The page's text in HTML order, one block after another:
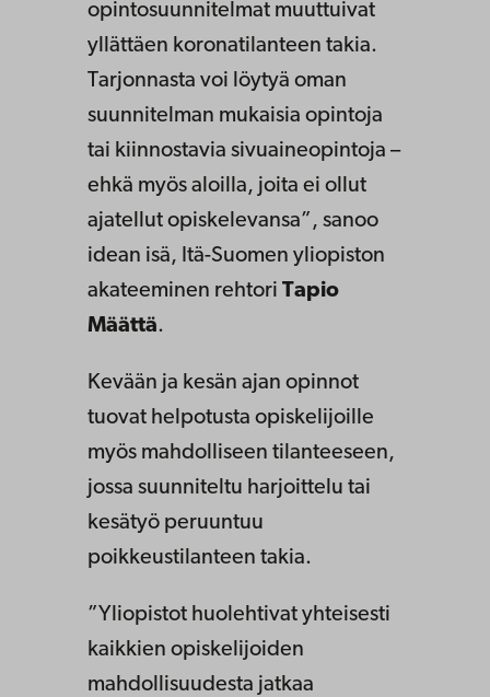
opintosuunnitelmat muuttuivat
yllättäen koronatilanteen takia.
Tarjonnasta voi löytyä oman
suunnitelman mukaisia opintoja
tai kiinnostavia sivuaineopintoja –
ehkä myös aloilla, joita ei ollut
ajatellut opiskelevansa”, sanoo
idean isä, Itä-Suomen yliopiston
akateeminen rehtori Tapio
Määttä.
Kevään ja kesän ajan opinnot
tuovat helpotusta opiskelijoille
myös mahdolliseen tilanteeseen,
jossa suunniteltu harjoittelu tai
kesätyö peruuntuu
poikkeustilanteen takia.
”Yliopistot huolehtivat yhteisesti
kaikkien opiskelijoiden
mahdollisuudesta jatkaa